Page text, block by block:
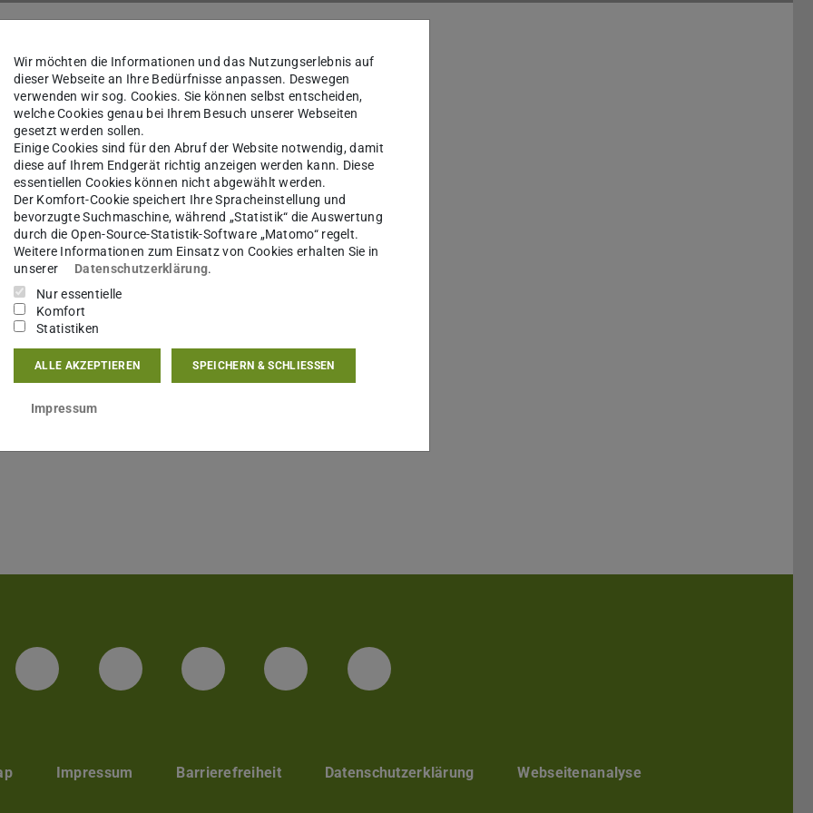
Hui Zhang
Lab: Cell biology & epigenetics
...
206
10
Darmstadt
LinkedIn-Seite der TU Darmstadt
Instagram-Kanal der TU Darmstadt
Bluesky-Kanal der TU Darmstadt
Facebook-Seite der TU Darmstadt
YouTube-Kanal der TU Darmstadt
Impressum Barrierefreiheit Datenschutzerklärung Webseitenanalyse
Wir möchten die Informationen und das Nutzungserlebnis auf
dieser Webseite an Ihre Bedürfnisse anpassen. Deswegen
verwenden wir sog. Cookies. Sie können selbst entscheiden,
welche Cookies genau bei Ihrem Besuch unserer Webseiten
gesetzt werden sollen.
Einige Cookies sind für den Abruf der Website notwendig, damit
diese auf Ihrem Endgerät richtig anzeigen werden kann. Diese
essentiellen Cookies können nicht abgewählt werden.
Der Komfort-Cookie speichert Ihre Spracheinstellung und
bevorzugte Suchmaschine, während „Statistik“ die Auswertung
durch die Open-Source-Statistik-Software „Matomo“ regelt.
Weitere Informationen zum Einsatz von Cookies erhalten Sie in
unserer
Datenschutzerklärung.
Nur essentielle
Komfort
Statistiken
ALLE AKZEPTIEREN SPEICHERN & SCHLIESSEN
Impressum